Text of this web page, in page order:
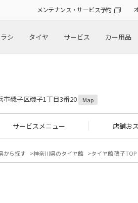
メンテナンス・サービス予約
シ タイヤ サービス カー用品
磯子区磯子1丁目3番20 Map
サービスメニュー 店舗お
から探す 神奈川県のタイヤ館 タイヤ館 磯子TOP